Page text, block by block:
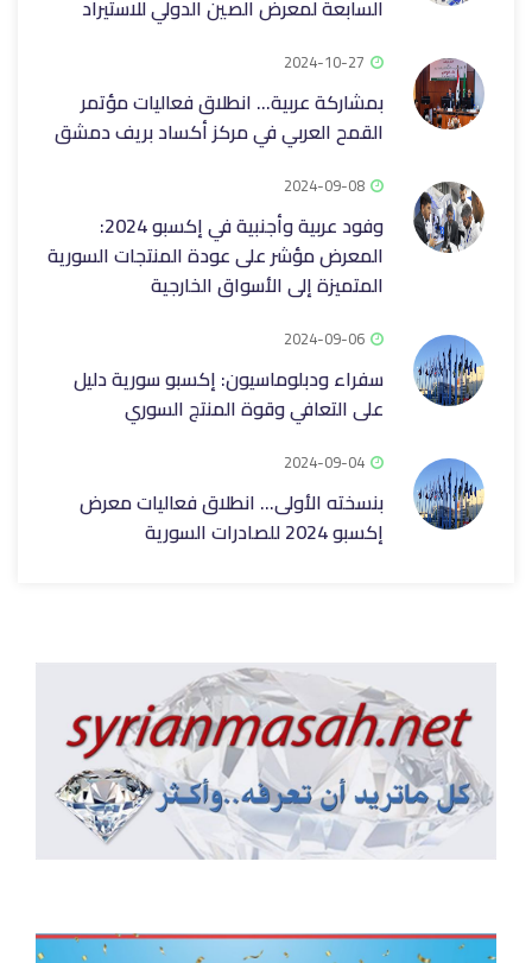
السابعة لمعرض الصين الدولي للاستيراد ‏
2024-10-27
بمشاركة عربية… انطلاق فعاليات مؤتمر
القمح العربي في مركز أكساد ‏بريف ‏دمشق
2024-09-08
وفود عربية وأجنبية في إكسبو 2024:
المعرض مؤشر على عودة المنتجات السورية
المتميزة إلى الأسواق الخارجية
2024-09-06
سفراء ودبلوماسيون: إكسبو سورية دليل
على التعافي وقوة المنتج السوري
2024-09-04
بنسخته الأولى… انطلاق فعاليات معرض
إكسبو 2024 للصادرات السورية